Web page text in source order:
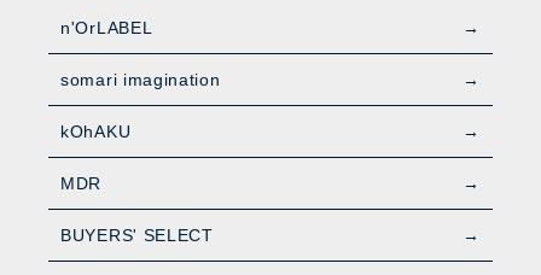
n'OrLABEL
somari imagination
kOhAKU
MDR
BUYERS' SELECT